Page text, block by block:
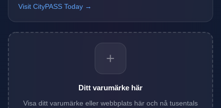
Visit CityPASS Today →
+
Ditt varumärke här
Visa ditt varumärke eller webbplats här och nå tusentals